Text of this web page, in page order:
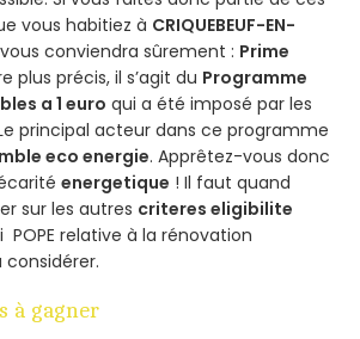
vous habitiez à CRIQUEBEUF-EN-
conviendra sûrement : Prime
plus précis, il s’agit du Programme
a 1 euro qui a été imposé par les
principal acteur dans ce programme
eco energie. Apprêtez-vous donc
energetique ! Il faut quand
sur les autres criteres eligibilite
POPE relative à la rénovation
à gagner